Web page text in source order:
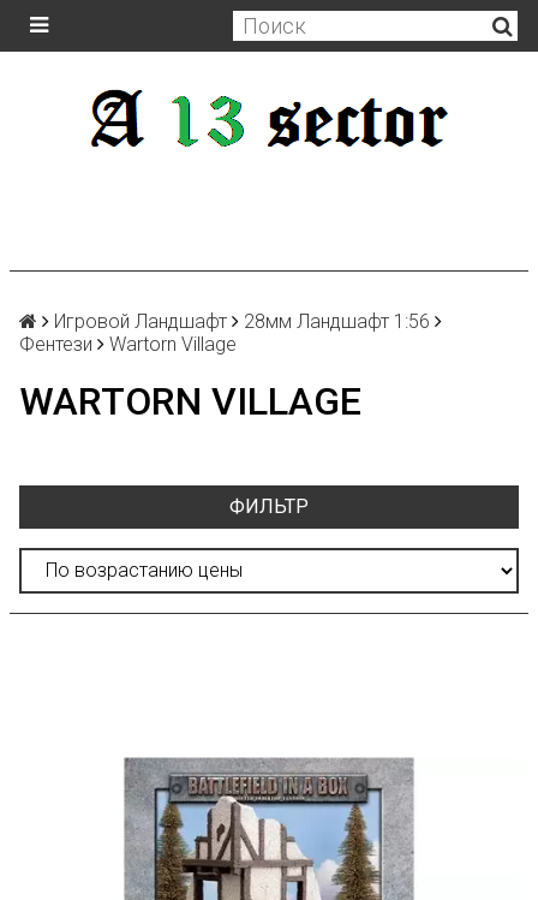
Игровой Ландшафт
28мм Ландшафт 1:56
Фентези
Wartorn Village
WARTORN VILLAGE
ФИЛЬТР